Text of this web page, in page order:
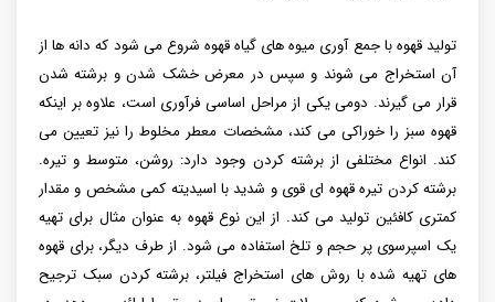
تولید قهوه با جمع آوری میوه های گیاه قهوه شروع می شود که دانه ها از
آن استخراج می شوند و سپس در معرض خشک شدن و برشته شدن
قرار می گیرند. دومی یکی از مراحل اساسی فرآوری است، علاوه بر اینکه
قهوه سبز را خوراکی می کند، مشخصات معطر مخلوط را نیز تعیین می
کند. انواع مختلفی از برشته کردن وجود دارد: روشن، متوسط و تیره.
برشته کردن تیره قهوه ای قوی و شدید با اسیدیته کمی مشخص و مقدار
کمتری کافئین تولید می کند. از این نوع قهوه به عنوان مثال برای تهیه
یک اسپرسوی پر حجم و تلخ استفاده می شود. از طرف دیگر، برای قهوه
های تهیه شده با روش های استخراج فیلتر، برشته کردن سبک ترجیح